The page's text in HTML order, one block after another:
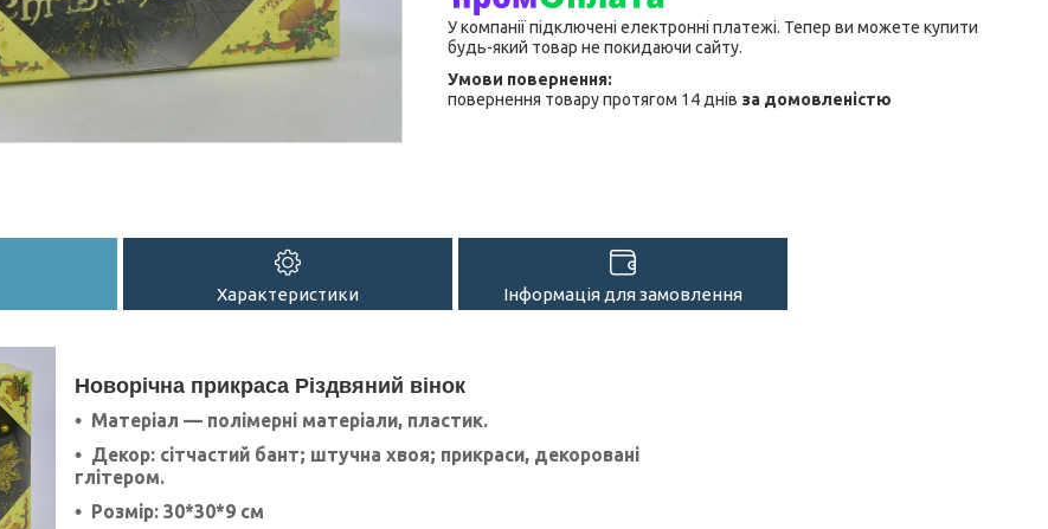
У компанії підключені електронні платежі. Тепер ви можете купити
будь-який товар не покидаючи сайту.
повернення товару протягом 14 днів за домовленістю
Характеристики Інформація для замовлення
Новорічна прикраса Різдвяний вінок
Матеріал — полімерні матеріали, пластик.
Декор: сітчастий бант; штучна хвоя; прикраси, декоровані
глітером.
Розмір: 30*30*9 см